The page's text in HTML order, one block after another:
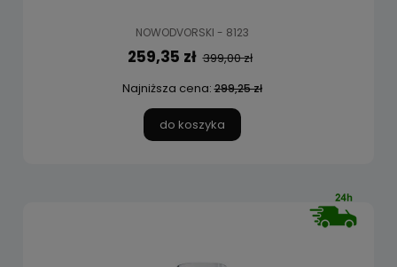
NOWODVORSKI - 8123
259,35 zł 399,00 zł
Najniższa cena:299,25 zł
do koszyka